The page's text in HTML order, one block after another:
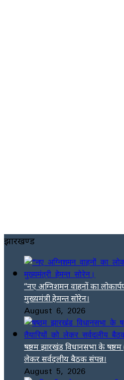
झारखण्ड
“नए अग्निशमन वाहनों का
मुख्यमंत्री हेमन्त सोरेन।
August 6, 2026
षष्ठम झारखंड विधानसभा के षष्ठम
लेकर सर्वदलीय बैठक संपन्न।
August 5, 2026